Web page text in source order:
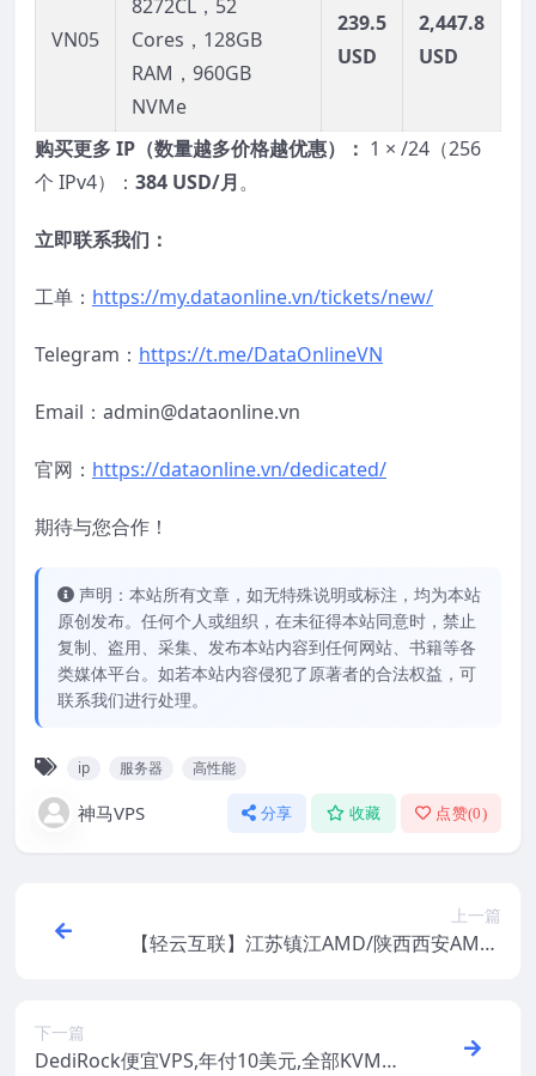
VN05
8272CL，52
Cores，128GB
RAM，960GB
NVMe
239.5
USD
2,447.8
USD
购买更多 IP （数量越多价格越优惠）： 1 × /24（256
个 IPv4）： 384 USD/月。
立即联系我们：
工单： https://my.dataonline.vn/tickets/new/
Telegram： https://t.me/DataOnlineVN
Email：admin@dataonline.vn
官网： https://dataonline.vn/dedicated/
期待与您合作！
声明：本站所有文章，如无特殊说明或标注，均为本站
原创发布。任何个人或组织，在未征得本站同意时，禁止
复制、盗用、采集、发布本站内容到任何网站、书籍等各
类媒体平台。如若本站内容侵犯了原著者的合法权益，可
联系我们进行处理。
ip 服务器 高性能
神马VPS 分享 收藏 点赞(0)
上一篇
【轻云互联】江苏镇江AMD/陕西西安AMD/
下一篇
DediRock便宜VPS,年付10美元,全部KVM虚